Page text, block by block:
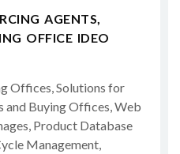
AGENTS,
OFFICE IDEO
Offices, Solutions for
and Buying Offices, Web
Product Database
Management,